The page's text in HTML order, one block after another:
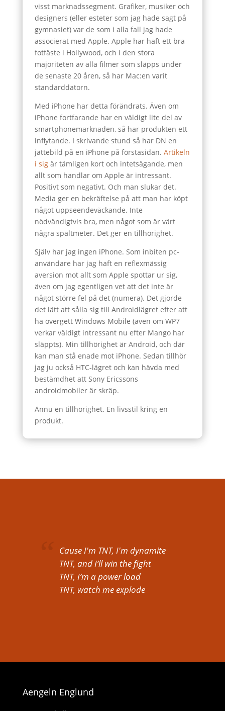
visst marknadssegment. Grafiker, musiker och
designers (eller esteter som jag hade sagt på
gymnasiet) var de som i alla fall jag hade
associerat med Apple. Apple har haft ett bra
fotfäste i Hollywood, och i den stora
majoriteten av alla filmer som släpps under
de senaste 20 åren, så har Mac:en varit
standarddatorn.
Med iPhone har detta förändrats. Även om
iPhone fortfarande har en väldigt lite del av
smartphonemarknaden, så har produkten ett
inflytande. I skrivande stund så har DN en
jättebild på en iPhone på förstasidan. Artikeln
i sigär tämligen kort och intetsägande, men
allt som handlar om Apple är intressant.
Positivt som negativt. Och man slukar det.
Media ger en bekräftelse på att man har köpt
något uppseendeväckande. Inte
nödvändigtvis bra, men något som är värt
några spaltmeter. Det ger en tillhörighet.
Själv har jag ingen iPhone. Som inbiten pc-
användare har jag haft en reflexmässig
aversion mot allt som Apple spottar ur sig,
även om jag egentligen vet att det inte är
något större fel på det (numera). Det gjorde
det lätt att sålla sig till Androidlägret efter att
ha övergett Windows Mobile (även om WP7
verkar väldigt intressant nu efter Mango har
släppts). Min tillhörighet är Android, och där
kan man stå enade mot iPhone. Sedan tillhör
jag ju också HTC-lägret och kan hävda med
bestämdhet att Sony Ericssons
androidmobiler är skräp.
Ännu en tillhörighet. En livsstil kring en
produkt.
Cause I'm TNT, I'm dynamite
TNT, and I’ll win the fight
TNT, I’m a power load
TNT, watch me explode
Aengeln Englund